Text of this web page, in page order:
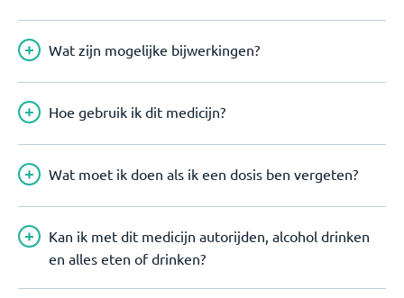
Wat zijn mogelijke bijwerkingen?
Hoe gebruik ik dit medicijn?
Wat moet ik doen als ik een dosis ben vergeten?
Kan ik met dit medicijn autorijden, alcohol drinken
en alles eten of drinken?